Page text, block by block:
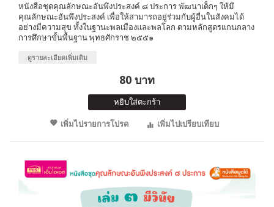
หนังสือชุดคุณลักษณะอันพึงประสงค์ ๘ ประการ พัฒนาเด็กๆ ให้มี
คุณลักษณะอันพึงประสงค์ เพื่อให้สามารถอยู่ร่วมกับผู้อื่นในสังคมได้
อย่างมีความสุข ทั้งในฐานะพลเมืองและพลโลก ตามหลักสูตรแกนกลาง
การศึกษาขั้นพื้นฐาน พุทธศักราช ๒๕๕๑
ดูรายละเอียดเพิ่มเติม
80 บาท
หยิบใส่ตะกร้า
เพิ่มไปรายการโปรด
เพิ่มไปเปรียบเทียบ